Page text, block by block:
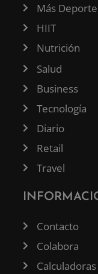
Más
HIIT
Nutrición
Salud
Business
Tecnología
Diario
Retail
Travel
Contacto
Colabora
Calculadoras